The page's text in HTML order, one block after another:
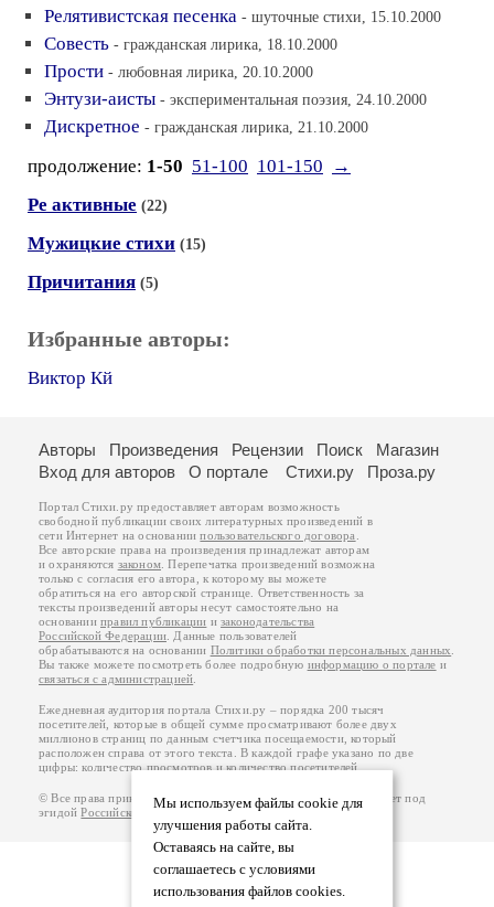
Релятивистская песенка - шуточные стихи, 15.10.2000
Совесть - гражданская лирика, 18.10.2000
Прости - любовная лирика, 20.10.2000
Энтузи-аисты - экспериментальная поэзия, 24.10.2000
Дискретное - гражданская лирика, 21.10.2000
продолжение: 1-50 51-100 101-150
→
Ре активные (22)
Мужицкие стихи (15)
Причитания (5)
Избранные авторы:
Виктор Кй
Мы используем файлы cookie для
улучшения работы сайта.
Оставаясь на сайте, вы
соглашаетесь с условиями
использования файлов cookies.
Авторы Произведения Рецензии Поиск
Магазин
Вход для авторов
О портале Стихи.ру Проза.ру
Портал Стихи.ру предоставляет авторам возможность
свободной публикации своих литературных произведений в
сети Интернет на основаниипользовательского договора
Все авторские права на произведения принадлежат авторам
и охраняются законом . Перепечатка произведений возможна
только с согласия его автора, к которому вы можете
обратиться на его авторской странице. Ответственность за
тексты произведений авторы несут самостоятельно на
основанииправил публикации изаконодательства
Российской Федерации . Данные пользователей
обрабатываются на основании Политики обработки персональных данных
Вы также можете посмотреть более подробную информацию о портале и
связаться с администрацией
Ежедневная аудитория портала Стихи.ру – порядка 200 тысяч
посетителей, которые в общей сумме просматривают более двух
миллионов страниц по данным счетчика посещаемости, который
расположен справа от этого текста. В каждой графе указано по две
цифры: количество просмотров и количество посетителей.
© Все права принадлежат авторам, 2000-2026. Портал работает под
эгидойРоссийского союза писателей 18+